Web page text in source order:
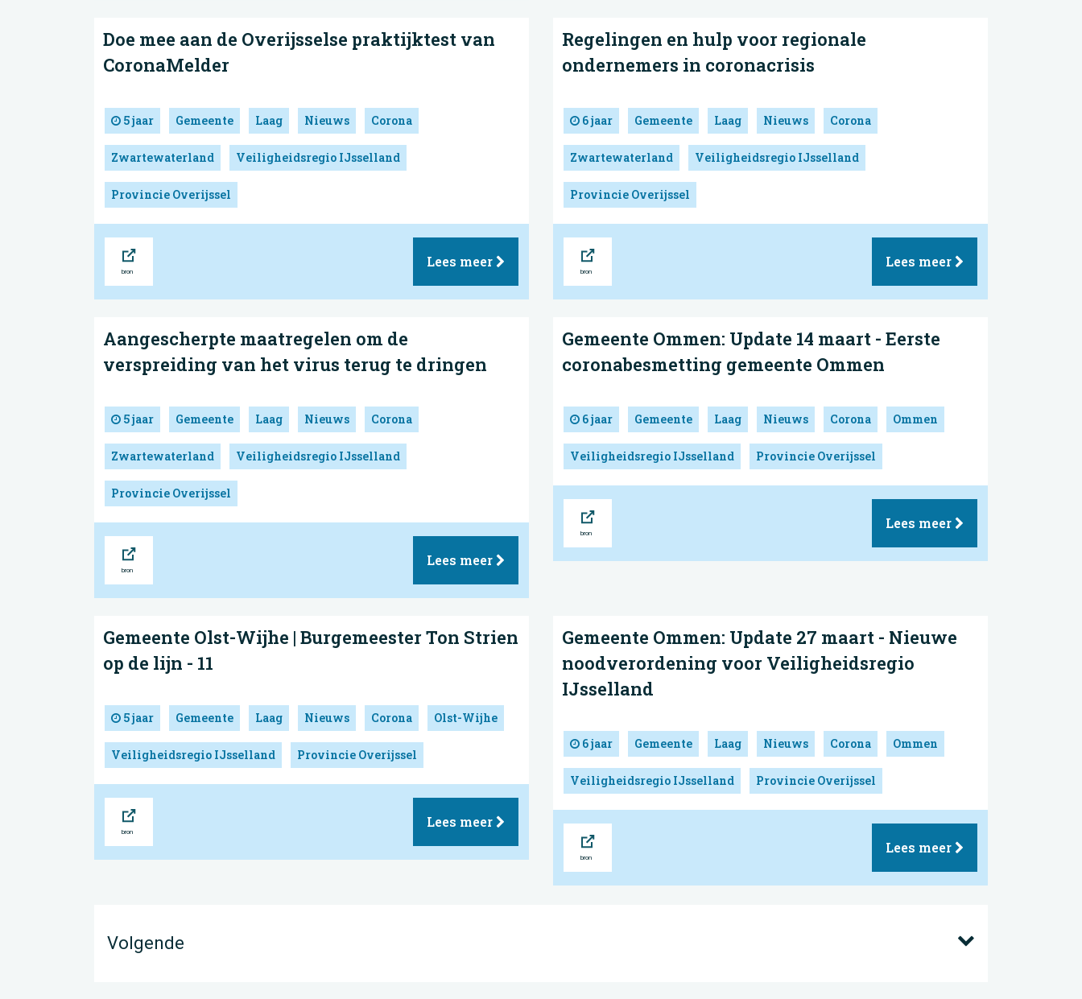
Doe mee aan de Overijsselse praktijktest van
CoronaMelder
5 jaar Gemeente Laag Nieuws Corona
Zwartewaterland Veiligheidsregio IJsselland
Provincie Overijssel
Lees meer
Regelingen en hulp voor regionale
ondernemers in coronacrisis
6 jaar Gemeente Laag Nieuws Corona
Zwartewaterland Veiligheidsregio IJsselland
Provincie Overijssel
Lees meer
Aangescherpte maatregelen om de
verspreiding van het virus terug te dringen
5 jaar Gemeente Laag Nieuws Corona
Zwartewaterland Veiligheidsregio IJsselland
Provincie Overijssel
Lees meer
Gemeente Ommen: Update 14 maart - Eerste
coronabesmetting gemeente Ommen
6 jaar Gemeente Laag Nieuws Corona Ommen
Veiligheidsregio IJsselland Provincie Overijssel
Lees meer
Gemeente Olst-Wijhe | Burgemeester Ton Strien
op de lijn - 11
5 jaar Gemeente Laag Nieuws Corona Olst-Wijhe
Veiligheidsregio IJsselland Provincie Overijssel
Lees meer
Gemeente Ommen: Update 27 maart - Nieuwe
noodverordening voor Veiligheidsregio
IJsselland
6 jaar Gemeente Laag Nieuws Corona Ommen
Veiligheidsregio IJsselland Provincie Overijssel
Lees meer
Volgende